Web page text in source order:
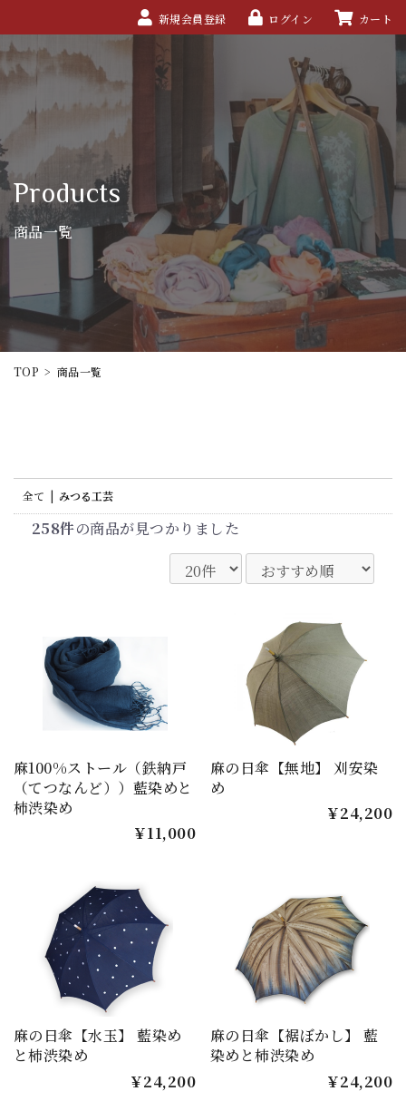
新規会員登録 ログイン カート
Products
商品一覧
TOP > 商品一覧
全て | みつる工芸
258件の商品が見つかりました
麻100%ストール（鉄納戸
（てつなんど））藍染めと
柿渋染め
￥11,000
麻の日傘【無地】 刈安染
め
￥24,200
麻の日傘【水玉】 藍染め
と柿渋染め
￥24,200
麻の日傘【裾ぼかし】 藍
染めと柿渋染め
￥24,200